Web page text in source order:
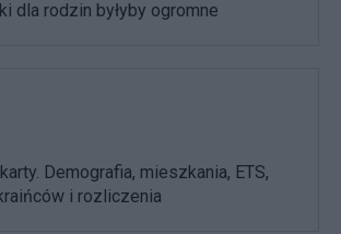
dla rodzin byłyby ogromne
Demografia, mieszkania, ETS,
i rozliczenia